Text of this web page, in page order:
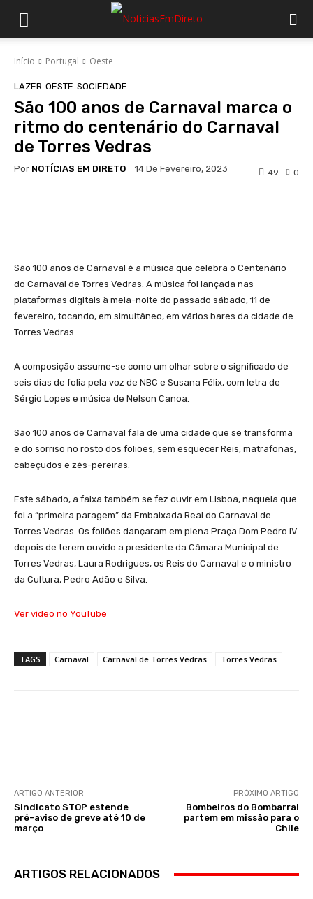
Início Portugal Oeste
LAZER OESTE SOCIEDADE
São 100 anos de Carnaval marca o
ritmo do centenário do Carnaval
de Torres Vedras
Por NOTÍCIAS EM DIRETO 14 De Fevereiro, 2023 0
49
São 100 anos de Carnaval é a música que celebra o Centenário
do Carnaval de Torres Vedras. A música foi lançada nas
plataformas digitais à meia-noite do passado sábado, 11 de
fevereiro, tocando, em simultâneo, em vários bares da cidade de
Torres Vedras.
A composição assume-se como um olhar sobre o significado de
seis dias de folia pela voz de NBC e Susana Félix, com letra de
Sérgio Lopes e música de Nelson Canoa.
São 100 anos de Carnaval fala de uma cidade que se transforma
e do sorriso no rosto dos foliões, sem esquecer Reis, matrafonas,
cabeçudos e zés-pereiras.
Este sábado, a faixa também se fez ouvir em Lisboa, naquela que
foi a “primeira paragem” da Embaixada Real do Carnaval de
Torres Vedras. Os foliões dançaram em plena Praça Dom Pedro IV
depois de terem ouvido a presidente da Câmara Municipal de
Torres Vedras, Laura Rodrigues, os Reis do Carnaval e o ministro
da Cultura, Pedro Adão e Silva.
Ver vídeo no YouTube
TAGS Carnaval Carnaval de Torres Vedras Torres Vedras
ARTIGO ANTERIOR
Sindicato STOP estende
pré-aviso de greve até 10 de
março
PRÓXIMO ARTIGO
Bombeiros do Bombarral
partem em missão para o
Chile
ARTIGOS RELACIONADOS